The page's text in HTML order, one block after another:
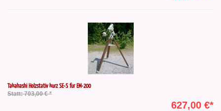
Takahashi Holzstativ kurz SE-S für EM-200
Statt: 703,00 € *
627,00 €*